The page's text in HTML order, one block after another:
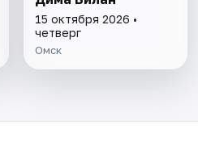
15 октября 2026 •
четверг
Омск